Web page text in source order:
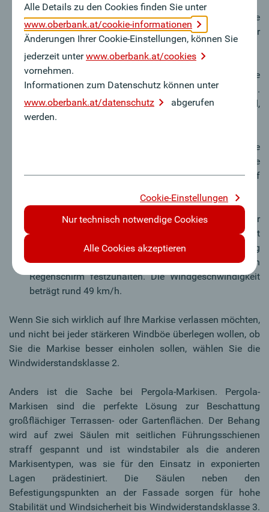
Windwiderstandsklasse 0bedeutet, dass die Markise
entweder überhaupt nicht windbeständig ist, oder der
Windwiderstand nicht bestimmt wurde.
Windwiderstandsklasse 1
nimmt es mit Windstärke
4 auf, das entspricht einer Brise von rund 28 km/h.
Dünne Zweige und Äste bewegen sich im Wind,
Papierfetzen werden aufgewirbelt.
hält einer steiferen Brise
von rund 38 km/h stand. Hier bewegen sich kleinere
Bäume im Wind, es bilden sich Schaumkronen auf
Windwiderstandsklasse 3kann die Markise sogar
bis Windstärke 6 ausgefahren bleiben, das bedeutet
starken Wind, der auch dickere Äste in Bewegung
versetzt und es einem schwer macht, den
Regenschirm festzuhalten. Die Windgeschwindigkeit
beträgt rund 49 km/h.
Wenn Sie sich wirklich auf Ihre Markise verlassen möchten,
und nicht bei jeder stärkeren Windböe überlegen wollen, ob
Sie die Markise besser einholen sollen, wählen Sie die
Windwiderstandsklasse 2.
Anders ist die Sache bei Pergola-Markisen. Pergola-
Markisen sind die perfekte Lösung zur Beschattung
großflächiger Terrassen- oder Gartenflächen. Der Behang
wird auf zwei Säulen mit seitlichen Führungsschienen
straff gespannt und ist windstabiler als die anderen
Markisentypen, was sie für den Einsatz in exponierten
Lagen prädestiniert. Die Säulen neben den
Befestigungspunkten an der Fassade sorgen für hohe
Stabilität und Windsicherheit bis Windwiderstandsklasse 3.
Alle Details zu den Cookies finden Sie unter
www.oberbank.at/cookie-informationen
Änderungen Ihrer Cookie-Einstellungen, können Sie
jederzeit unterwww.oberbank.at/cookies
vornehmen.
Informationen zum Datenschutz können unter
www.oberbank.at/datenschutz
abgerufen
werden.
Cookie-Einstellungen
Nur technisch notwendige Cookies
Alle Cookies akzeptieren